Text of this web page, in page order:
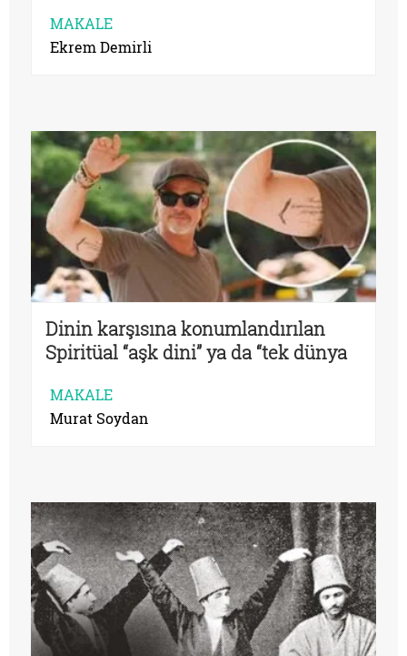
MAKALE
Ekrem Demirli
Dinin karşısına konumlandırılan
Spiritüal “aşk dini” ya da “tek dünya
MAKALE
Murat Soydan